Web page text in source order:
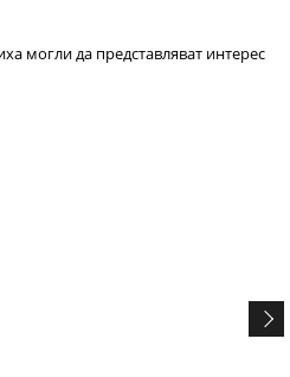
могли да представляват интерес